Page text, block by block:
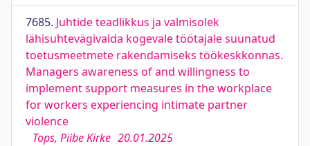
7685. Juhtide teadlikkus ja valmisolek
lähisuhtevägivalda kogevale töötajale suunatud
toetusmeetmete rakendamiseks töökeskkonnas.
Managers awareness of and willingness to
implement support measures in the workplace
for workers experiencing intimate partner
violence
Tops, Piibe Kirke 20.01.2025